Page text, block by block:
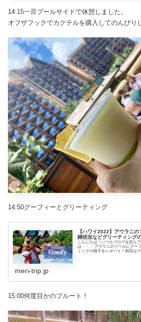
14:15一旦プールサイドで休憩しました。
オフザフックでカクテルを購入してのんびり
14:50グーフィーとグリーティング
【ハワイ2022】アウラニ
雑状況などグリーティング
こんにちは！いつもブログを読ん
は・・・ アウラニのプールにグー
ィングの様子をレポート！前回は
meri-trip.jp
15:00何度目かのプルート！